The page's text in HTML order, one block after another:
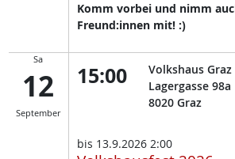
Komm vorbei und nimm
Freund:innen mit! :)
Sa
12
September
15:00
Volkshaus Graz
Lagergasse 98a
8020 Graz
bis 13.9.2026 2:00